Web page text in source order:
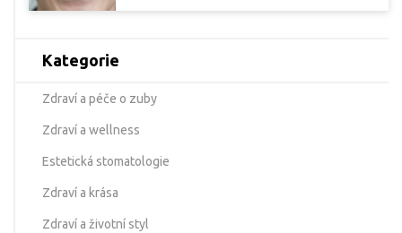
Kategorie
Zdraví a péče o zuby
Zdraví a wellness
Estetická stomatologie
Zdraví a krása
Zdraví a životní styl